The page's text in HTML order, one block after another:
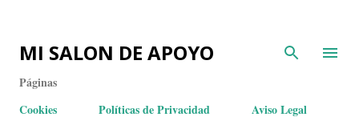
MI SALON DE APOYO
Páginas
Cookies
Políticas de Privacidad Aviso Legal